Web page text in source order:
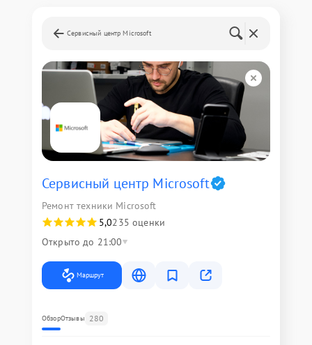
Сервисный центр Microsoft
Сервисный центр Microsoft
Ремонт техники Microsoft
5,0235 оценки
Открыто до 21:00
Маршрут
ОбзорОтзывы 280